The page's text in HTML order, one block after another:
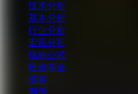
技术分析
基本分析
行业分析
宏观分析
指标公式
投资基金
债券
期货